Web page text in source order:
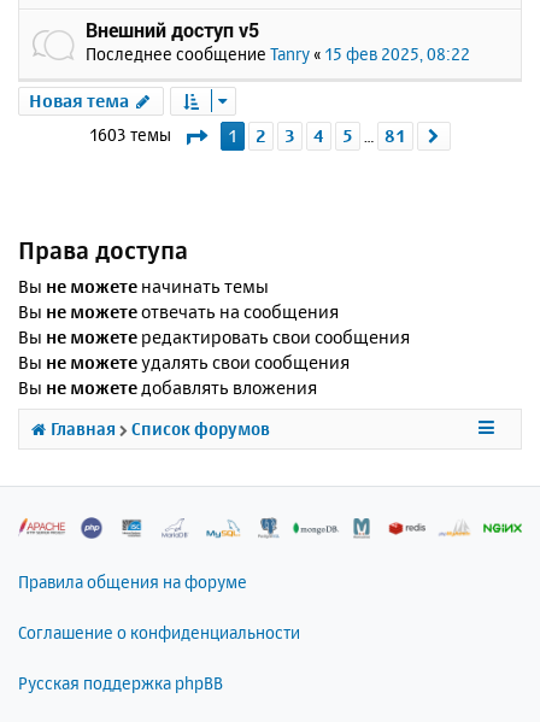
Внешний доступ v5
Последнее сообщение Tanry « 15 фев 2025, 08:22
Новая тема
1603 темы Страница1 из 81
1 2 3 4 5 … 81
Права доступа
Вы не можете начинать темы
Вы не можетеотвечать на сообщения
Вы не можете редактировать свои сообщения
Вы не можетеудалять свои сообщения
Вы не можетедобавлять вложения
Главная Список форумов
Правила общения на форуме
Соглашение о конфиденциальности
Русская поддержка phpBB